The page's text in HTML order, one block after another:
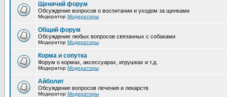
Щенячий форум
Обсуждение вопросов о воспитании и уходом за щенками
Модератор Модераторы
Общий форум
Обсуждение любых вопросов связанных с собаками
Модератор Модераторы
Корма и сопутка
Форум о кормах, аксессуарах, игрушках и т.д.
Модератор Модераторы
Айболит
Обсуждение вопросов лечения и лекарств
Модератор Модераторы